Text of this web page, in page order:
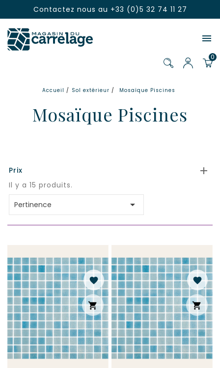
Contactez nous au +33 (0)5 32 74 11 27

0
Accueil Sol extérieur Mosaïque Piscines
Mosaïque Piscines
Prix 
Il y a 15 produits.
Pertinence

favorite
shopping_cart
favorite
shopping_cart